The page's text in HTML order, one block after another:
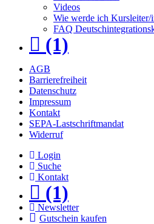
Videos
Wie werde ich
FAQ
(1)
AGB
Barrierefreiheit
Datenschutz
Impressum
Kontakt
SEPA-Lastschriftmandat
Widerruf
Login
Suche
Kontakt
(1)
Newsletter
Gutschein kaufen